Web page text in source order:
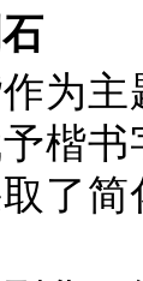
为
楷
了